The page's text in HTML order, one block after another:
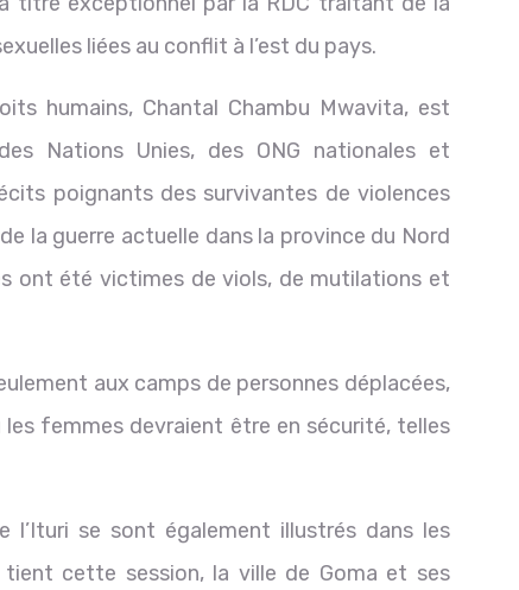
liées au conflit à l’est du pays.
humains, Chantal Chambu Mwavita, est
Nations Unies, des ONG nationales et
poignants des survivantes de violences
la guerre actuelle dans la province du Nord
ont été victimes de viols, de mutilations et
aux camps de personnes déplacées,
femmes devraient être en sécurité, telles
se sont également illustrés dans les
tient cette session, la ville de Goma et ses